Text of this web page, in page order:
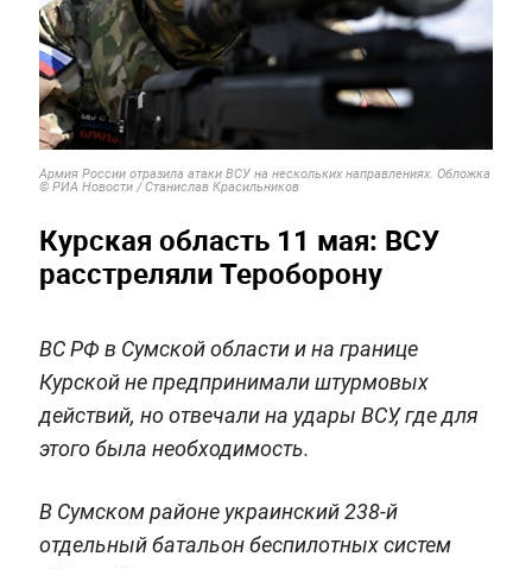
Армия России отразила атаки ВСУ на нескольких направлениях. Обложка
© РИА Новости / Станислав Красильников
Курская область 11 мая: ВСУ
расстреляли Тероборону
ВС РФ в Сумской области и на границе
Курской не предпринимали штурмовых
действий, но отвечали на удары ВСУ, где для
этого была необходимость.
В Сумском районе украинский 238-й
отдельный батальон беспилотных систем